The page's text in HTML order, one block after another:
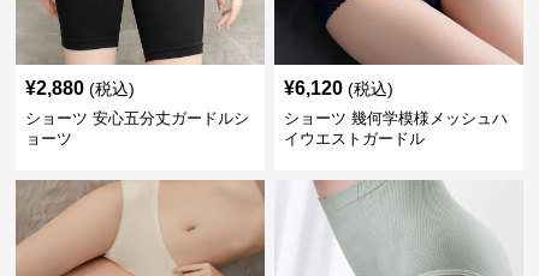
¥2,880 (税込)
ショーツ 安心五分丈ガードルシ
ョーツ
¥6,120 (税込)
ショーツ 幾何学模様メッシュハ
イウエストガードル